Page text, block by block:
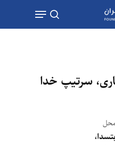
جستجو
Menu
سرتیپ خدا
بتسدا،